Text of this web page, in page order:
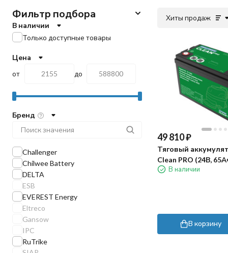
Хиты продаж
49 810₽
Тяговый
Clean PRO (24В,
В наличии
В корзину
Фильтр подбора
В наличии
Только доступные товары
Цена
от
до
Бренд
Challenger
Chilwee Battery
DELTA
ESB
EVEREST Energy
Eltreco
Gansow
IPC
RuTrike